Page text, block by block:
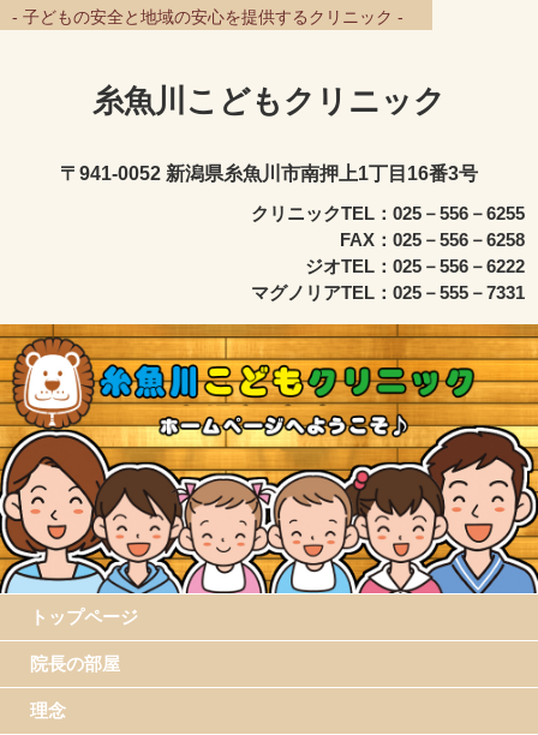
- 子どもの安全と地域の安心を提供するクリニック -
糸魚川こどもクリニック
〒941-0052 新潟県糸魚川市南押上1丁目16番3号
クリニックTEL：025－556－6255
FAX：025－556－6258
ジオTEL：025－556－6222
マグノリアTEL：025－555－7331
トップページ
院長の部屋
理念